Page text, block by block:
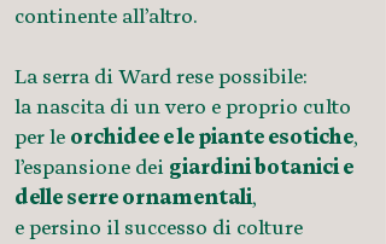
continente all’altro.
La serra di Ward rese possibile:
la nascita di un vero e proprio culto
per le orchidee e le piante esotiche,
l’espansione dei giardini botanici e
delle serre ornamentali,
e persino il successo di colture